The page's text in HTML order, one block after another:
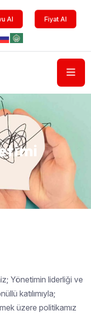
Al Fiyat Al
Yönetimin liderliği ve
katılımıyla;
üzere politikamız